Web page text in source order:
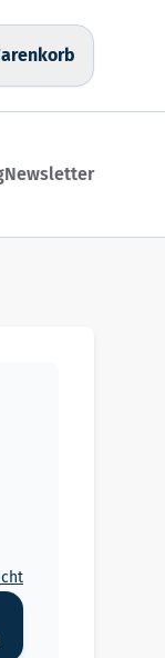
Newsletter